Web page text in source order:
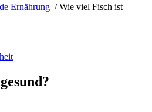
Ernährung /Wie viel Fisch ist